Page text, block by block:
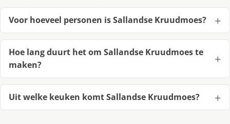
Voor hoeveel personen is Sallandse Kruudmoes?
Hoe lang duurt het om Sallandse Kruudmoes te
maken?
Uit welke keuken komt Sallandse Kruudmoes?